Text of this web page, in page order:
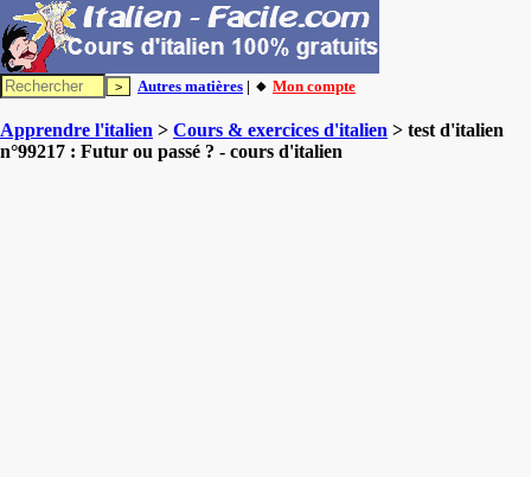
Autres matières | 🔸 Mon compte
Apprendre l'italien > Cours & exercices d'italien > test d'italien
n°99217 : Futur ou passé ? - cours d'italien